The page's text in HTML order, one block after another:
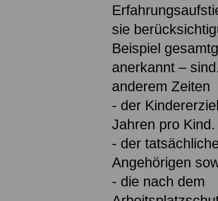
sie
Beispiel
anerkannt –
anderem Zeiten
- der
Jahren pro Kind.
- der
Angehörigen
- die nach dem